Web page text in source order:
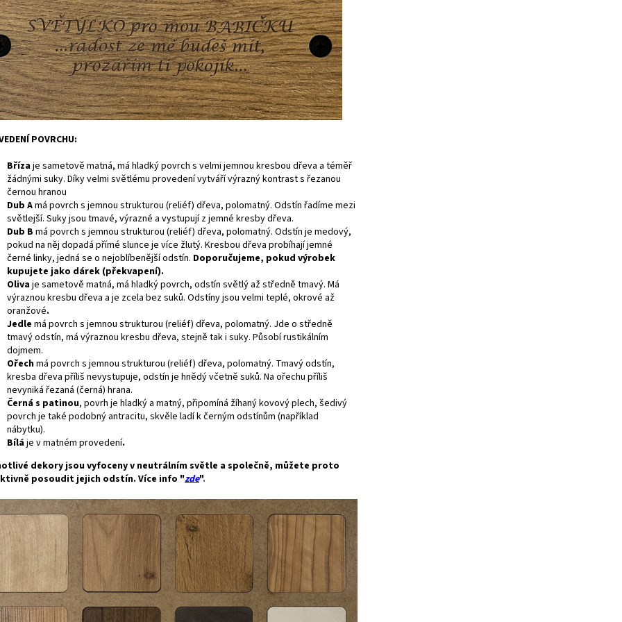
POVRCHU:
Břízaje sametově matná, má hladký povrch s velmi jemnou kresbou dřeva a téměř
žádnými suky. Díky velmi světlému provedení vytváří výrazný kontrast s řezanou
černou hranou
Dub Amá povrch s jemnou strukturou (reliéf) dřeva, polomatný. Odstín řadíme mezi
světlejší. Suky jsou tmavé, výrazné a vystupují z jemné kresby dřeva.
Dub B má povrch s jemnou strukturou (reliéf) dřeva, polomatný. Odstín je medový,
pokud na něj dopadá přímé slunce je více žlutý. Kresbou dřeva probíhají jemné
černé linky, jedná se o nejoblíbenější odstín. Doporučujeme, pokud výrobek
kupujete jako dárek (překvapení).
Olivaje sametově matná, má hladký povrch, odstín světlý až středně tmavý. Má
výraznou kresbu dřeva a je zcela bez suků. Odstíny jsou velmi teplé, okrové až
oranžové.
Jedle má povrch s jemnou strukturou (reliéf) dřeva, polomatný. Jde o středně
tmavý odstín, má výraznou kresbu dřeva, stejně tak i suky. Působí rustikálním
dojmem.
Ořechmá povrch s jemnou strukturou (reliéf) dřeva, polomatný. Tmavý odstín,
kresba dřeva příliš nevystupuje, odstín je hnědý včetně suků. Na ořechu příliš
nevyniká řezaná (černá) hrana.
Černá s patinou, povrh je hladký a matný, připomíná žíhaný kovový plech, šedivý
povrch je také podobný antracitu, skvěle ladí k černým odstínům (například
nábytku).
Bíláje v matném provedení.
dekory jsou vyfoceny v neutrálním světle a společně, můžete proto
posoudit jejich odstín. Více info "zde".